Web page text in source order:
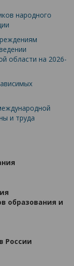
народного
области на 2026-
и труда
образования и
России